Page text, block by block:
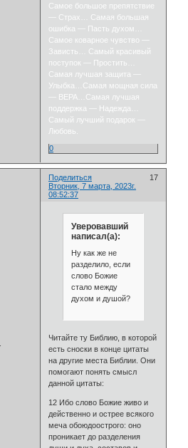
Самое большое препятствие
— Страх… Самая большая
ошибка — Пасть духом…
Самое коварное чувство —
Зависть… Самый красивый
поступок — Простить…
Самая лучшая защита —
Улыбка…Самая мощная сила
— ВЕРА…Самая лучшая
поддержка — Надежда…
Самый лучший подарок —
Любовь.
0
Поделиться
17
Вторник, 7 марта, 2023г.
08:52:37
Уверовавший
написал(а):
Ну как же не
разделило, если
слово Божие
стало между
духом и душой?
Читайте ту Библию, в которой
есть сноски в конце цитаты
на другие места Библии. Они
помогают понять смысл
данной цитаты:
12 Ибо слово Божие живо и
действенно и острее всякого
меча обоюдоострого: оно
проникает до разделения